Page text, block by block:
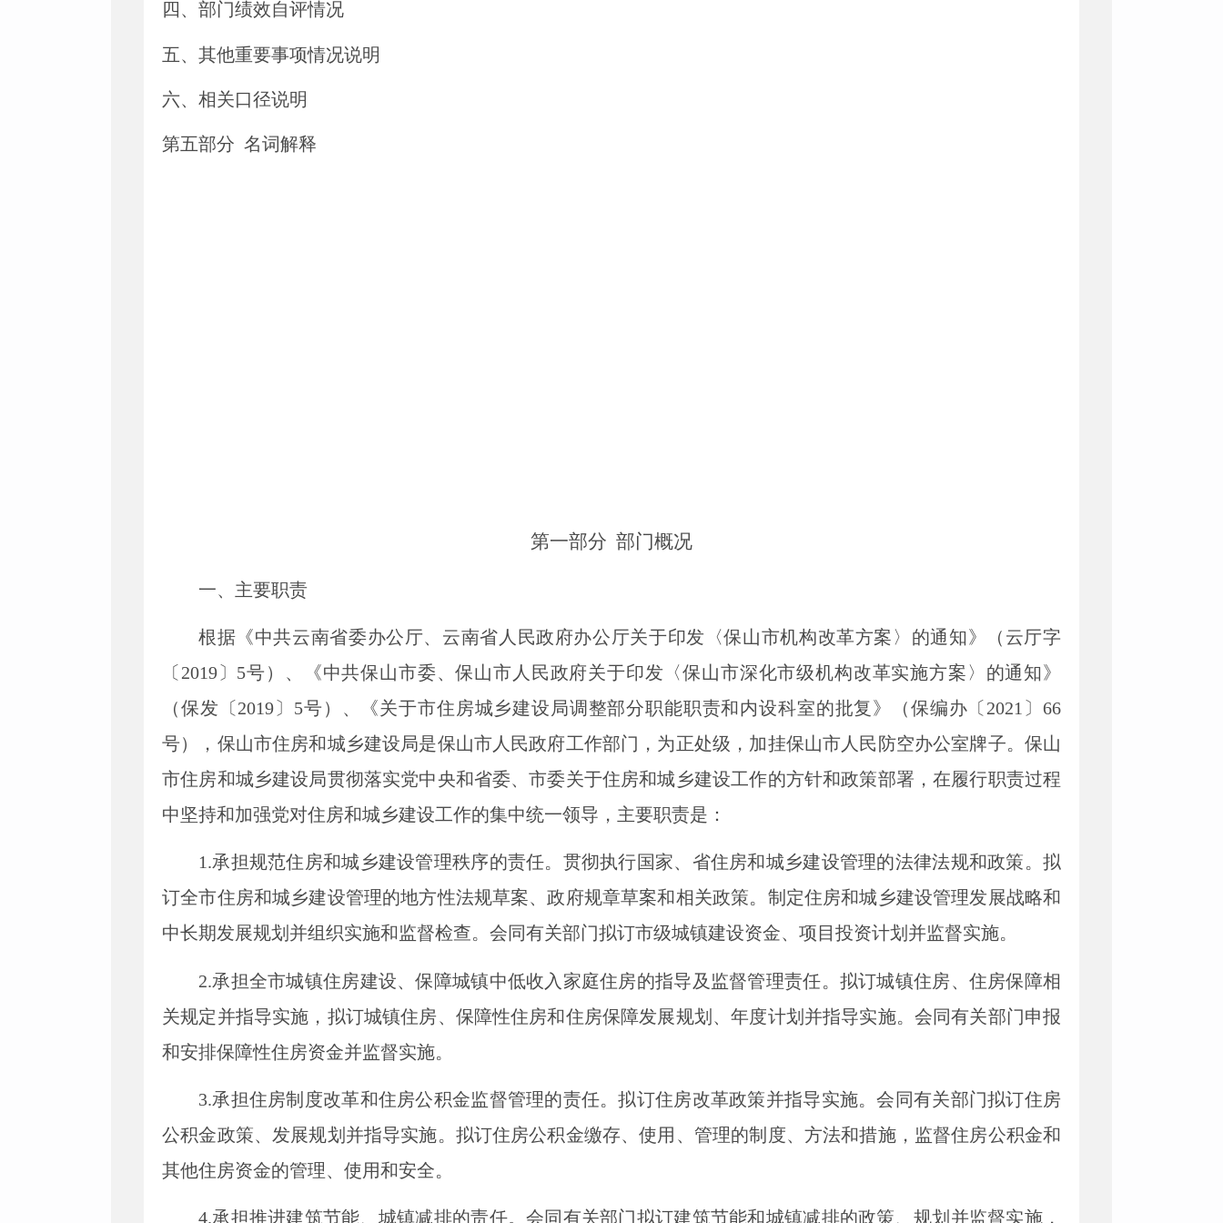
四、 部门绩效自评情况
五、 其他重要事项情况说明
六、相关口径说明
第五部分 名词解释
第一部分 部门概况
一、主要职责
根据《中共云南省委办公厅、云南省人民政府办公厅关于印发〈保山市机构改革方案〉的通知》（云厅字
〔2019〕5号）、《中共保山市委、保山市人民政府关于印发〈保山市深化市级机构改革实施方案〉的通知》
（保发〔2019〕5号）、《关于市住房城乡建设局调整部分职能职责和内设科室的批复》（保编办〔2021〕66
号），保山市住房和城乡建设局是保山市人民政府工作部门，为正处级，加挂保山市人民防空办公室牌子。保山
市住房和城乡建设局贯彻落实党中央和省委、市委关于住房和城乡建设工作的方针和政策部署，在履行职责过程
中坚持和加强党对住房和城乡建设工作的集中统一领导，主要职责是：
1.承担规范住房和城乡建设管理秩序的责任。贯彻执行国家、省住房和城乡建设管理的法律法规和政策。拟
订全市住房和城乡建设管理的地方性法规草案、政府规章草案和相关政策。制定住房和城乡建设管理发展战略和
中长期发展规划并组织实施和监督检查。会同有关部门拟订市级城镇建设资金、项目投资计划并监督实施。
2.承担全市城镇住房建设、保障城镇中低收入家庭住房的指导及监督管理责任。拟订城镇住房、住房保障相
关规定并指导实施，拟订城镇住房、保障性住房和住房保障发展规划、年度计划并指导实施。会同有关部门申报
和安排保障性住房资金并监督实施。
3.承担住房制度改革和住房公积金监督管理的责任。拟订住房改革政策并指导实施。会同有关部门拟订住房
公积金政策、发展规划并指导实施。拟订住房公积金缴存、使用、管理的制度、方法和措施，监督住房公积金和
其他住房资金的管理、使用和安全。
4.承担推进建筑节能、城镇减排的责任。会同有关部门拟订建筑节能和城镇减排的政策、规划并监督实施，